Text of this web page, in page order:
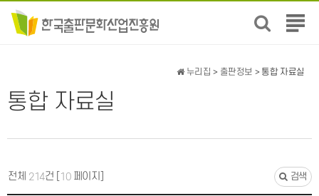
전
뉴
통합 자료실
누리집 > 출판정보 > 통합 자료실
전체 214건 [ 10페이지] 검색